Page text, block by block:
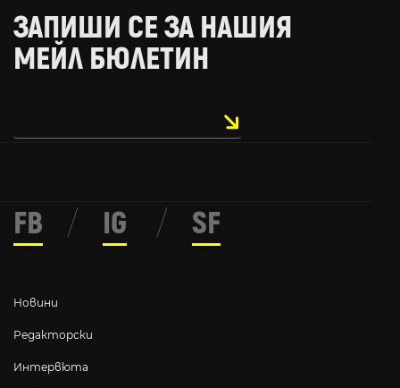
ЗАПИШИ СЕ ЗА НАШИЯ
МЕЙЛ БЮЛЕТИН
Новини
Редакторски
Интервюта
FB / IG / SF